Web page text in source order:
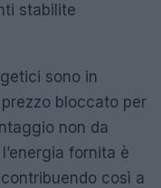
stabilite
sono in
bloccato per
non da
fornita è
così a